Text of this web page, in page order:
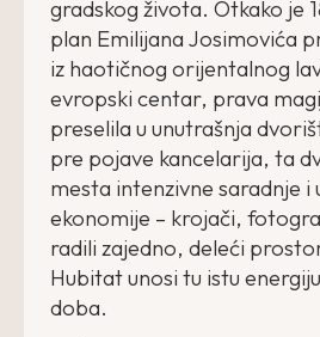
gradskog života. Otkako je
plan Emilijana Josimovića
iz haotičnog orijentalnog
evropski centar, prava
preselila u unutrašnja
pre pojave kancelarija, ta
mesta intenzivne saradnje i
ekonomije – krojači,
radili zajedno, deleći
Hubitat unosi tu istu
doba.